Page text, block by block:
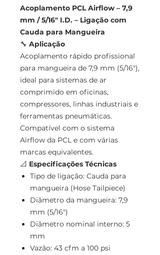
Acoplamento PCL Airflow – 7,9
mm / 5/16" I.D. – Ligação com
Cauda para Mangueira
🔧 Aplicação
Acoplamento rápido profissional
para mangueira de 7,9 mm (5/16"),
ideal para sistemas de ar
comprimido em oficinas,
compressores, linhas industriais e
ferramentas pneumáticas.
Compatível com o sistema
Airflow da PCL e com várias
marcas equivalentes.
📐 Especificações Técnicas
Tipo de ligação: Cauda para
mangueira (Hose Tailpiece)
Diâmetro da mangueira: 7,9
mm (5/16")
Diâmetro nominal interno: 5
mm
Vazão: 43 cfm a 100 psi